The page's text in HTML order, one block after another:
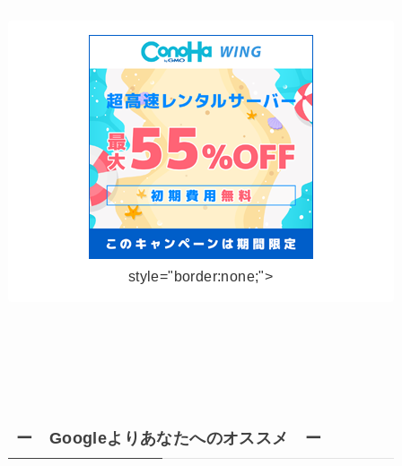
style="border:none;">
ー Googleよりあなたへのオススメ ー